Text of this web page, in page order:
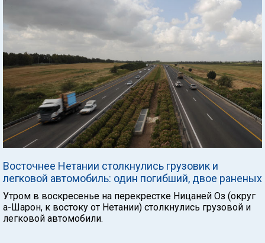
Восточнее Нетании столкнулись грузовик и
легковой автомобиль: один погибший, двое раненых
Утром в воскресенье на перекрестке Ницаней Оз (округ
а-Шарон, к востоку от Нетании) столкнулись грузовой и
легковой автомобили.